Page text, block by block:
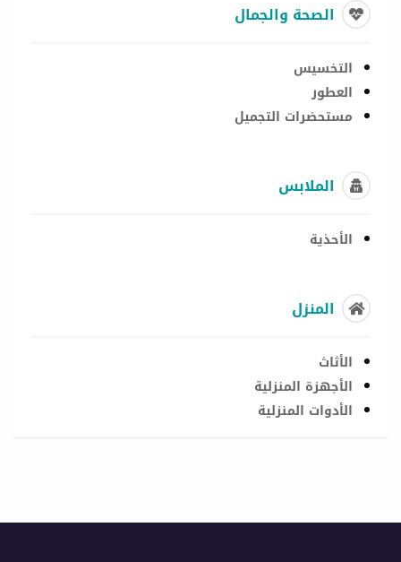
الصحة والجمال
التخسيس
العطور
مستحضرات التجميل
الملابس
الأحذية
المنزل
الأثاث
الأجهزة المنزلية
الأدوات المنزلية